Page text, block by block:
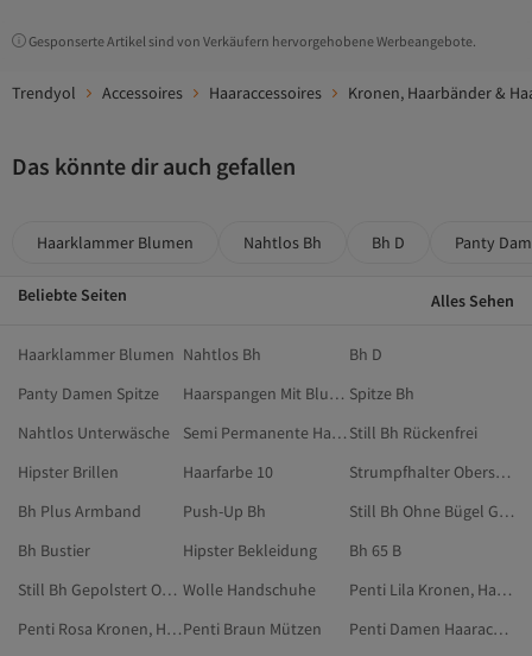
Gesponserte Artikel sind von Verkäufern hervorgehobene Werbeangebote.
Trendyol Accessoires Haaraccessoires Kronen, Haarbänder &
Das könnte dir auch gefallen
Haarklammer Blumen Nahtlos Bh Bh D Panty
Beliebte Seiten Alles Sehen
Haarklammer Blumen Nahtlos Bh
Bh D
Panty Damen Spitze
Haarspangen Mit Blumen Spitze Bh
Nahtlos Unterwäsche
Semi Permanente Haarfarbe Still Bh Rückenfrei
Hipster Brillen
Haarfarbe 10
Strumpfhalter Oberschenkel
Bh Plus Armband
Push-Up Bh
Still Bh Ohne Bügel Große Größen
Bh Bustier
Hipster Bekleidung
Bh 65 B
Still Bh Gepolstert Ohne Bügel Wolle Handschuhe
Penti Lila Kronen, Haarbänder & Haarklammern
Penti Rosa Kronen, Haarbänder & HaarklammernPenti Braun Mützen
Penti Damen Haaraccessoires